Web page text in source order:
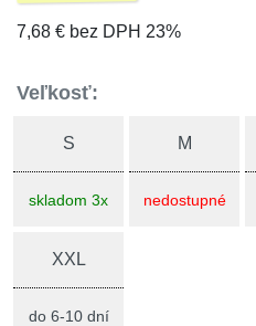
7,68 € bez DPH 23%
Veľkosť:
S
skladom 3x
M
nedostupné
XXL
do 6-10 dní